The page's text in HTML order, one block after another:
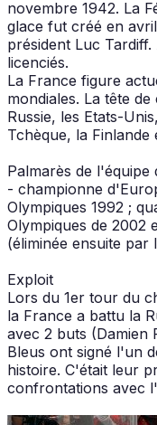
novembre 1942. La
glace fut créé en
président Luc
licenciés.
La France figure
mondiales. La tête
Russie, les Etats-
Tchèque, la Finlande
Palmarès de l'équipe
- championne
Olympiques 1992 ;
Olympiques de 2002
(éliminée ensuite par
Exploit
Lors du 1er tour du
la France a battu la
avec 2 buts (Damien
Bleus ont signé l'un
histoire. C'était leur
confrontations avec